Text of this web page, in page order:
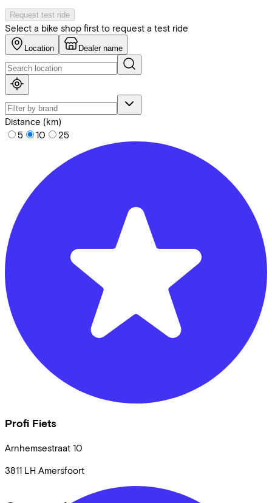
Request test ride
Select a bike shop first to request a test ride
Location Dealer name
Distance (km)
5
10 25
Profi Fiets
Arnhemsestraat 10
3811 LH Amersfoort